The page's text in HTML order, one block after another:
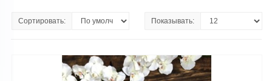
Сортировать: Показывать: